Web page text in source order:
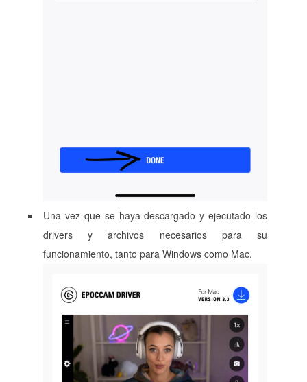
Una vez que se haya descargado y ejecutado los
drivers y archivos necesarios para su
funcionamiento, tanto para Windows como Mac.